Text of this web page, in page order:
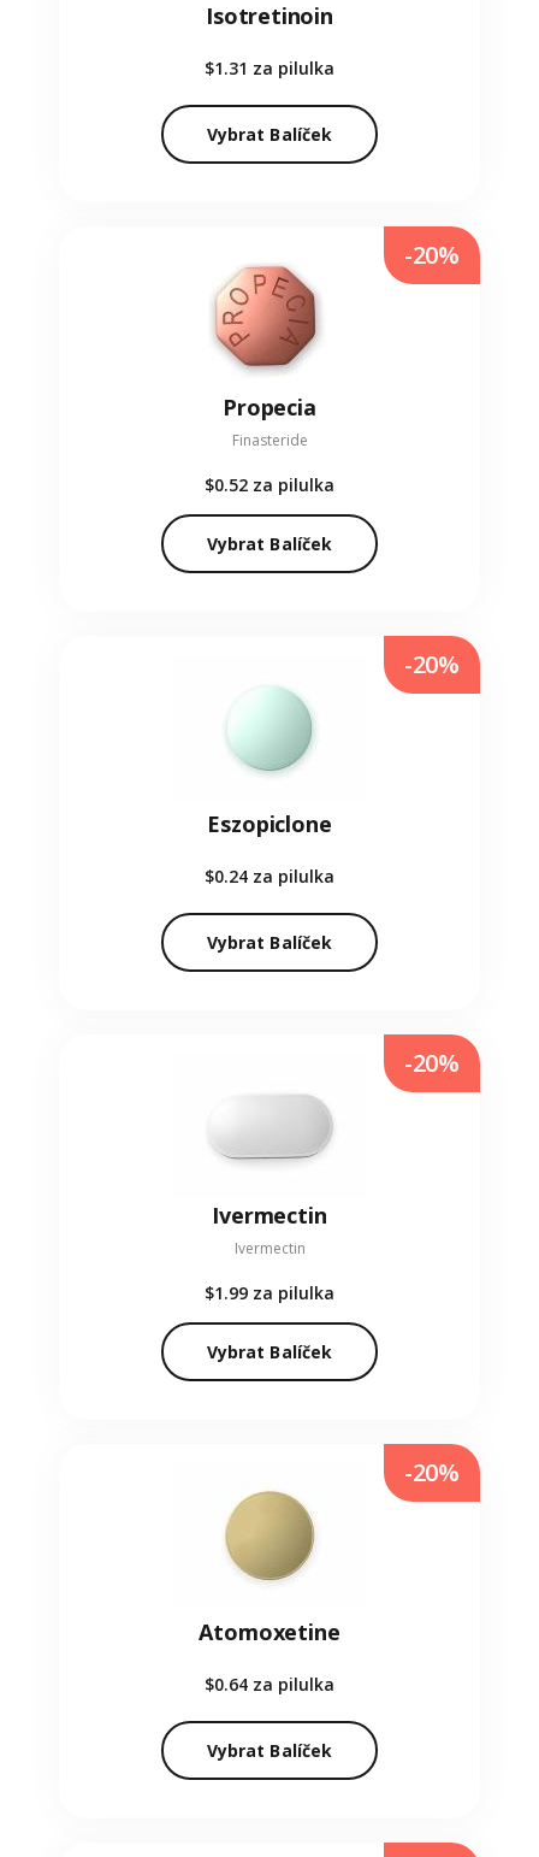
Isotretinoin
$1.31 za pilulka
Vybrat Balíček
Propecia
Finasteride
$0.52 za pilulka
Vybrat Balíček
-20%
Eszopiclone
$0.24 za pilulka
Vybrat Balíček
-20%
Ivermectin
Ivermectin
$1.99 za pilulka
Vybrat Balíček
-20%
Atomoxetine
$0.64 za pilulka
Vybrat Balíček
-20%